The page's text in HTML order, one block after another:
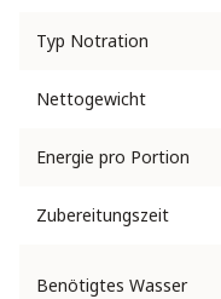
Typ Notration
Nettogewicht
Energie pro Portion
Zubereitungszeit
Benötigtes Wasser